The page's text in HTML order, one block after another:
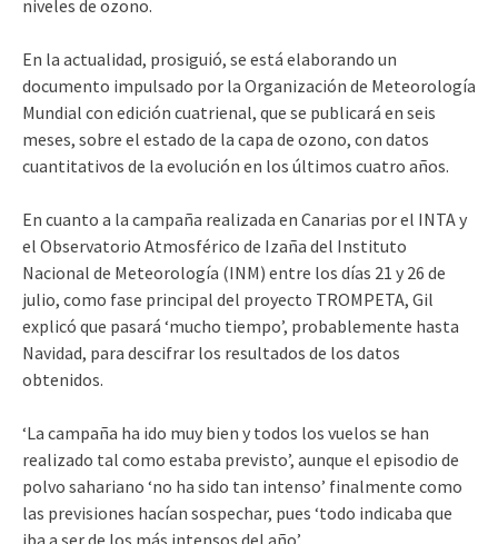
niveles de ozono.
En la actualidad, prosiguió, se está elaborando un
documento impulsado por la Organización de Meteorología
Mundial con edición cuatrienal, que se publicará en seis
meses, sobre el estado de la capa de ozono, con datos
cuantitativos de la evolución en los últimos cuatro años.
En cuanto a la campaña realizada en Canarias por el INTA y
el Observatorio Atmosférico de Izaña del Instituto
Nacional de Meteorología (INM) entre los días 21 y 26 de
julio, como fase principal del proyecto TROMPETA, Gil
explicó que pasará ‘mucho tiempo’, probablemente hasta
Navidad, para descifrar los resultados de los datos
obtenidos.
‘La campaña ha ido muy bien y todos los vuelos se han
realizado tal como estaba previsto’, aunque el episodio de
polvo sahariano ‘no ha sido tan intenso’ finalmente como
las previsiones hacían sospechar, pues ‘todo indicaba que
iba a ser de los más intensos del año’.